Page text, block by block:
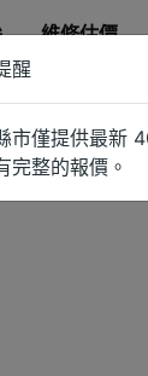
維修估價
醒
市僅提供最新
完整的報價。